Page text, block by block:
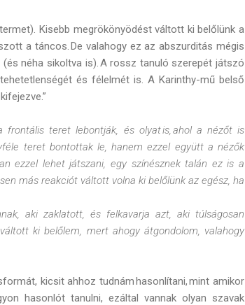
Kisebb megrökönyödést váltott ki belőlünk a
a táncos. De valahogy ez az abszurditás mégis
néha sikoltva is). A rossz tanuló szerepét játszó
és félelmét is. A Karinthy-mű belső
frontális teret lebontják, és olyat is, ahol a nézőt is
teret bontottak le, hanem ezzel együtt a nézők
ezzel lehet játszani, egy színésznek talán ez is a
más reakciót váltott volna ki belőlünk az egész, ha
aki zaklatott, és felkavarja azt, aki túlságosan
ki belőlem, mert ahogy átgondolom, valahogy
kicsit ahhoz tudnám hasonlítani, mint amikor
hasonlót tanulni, ezáltal vannak olyan szavak